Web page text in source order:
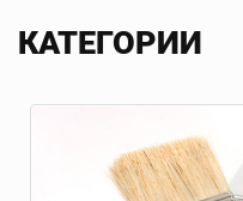
КАТЕГОРИИ